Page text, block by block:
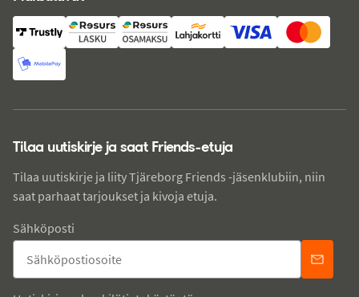
Tilaa uutiskirje ja saat Friends-etuja
Tilaa uutiskirje ja liity Tjäreborg Friends -jäsenklubiin, niin
saat parhaat tarjoukset ja kivoja etuja.
Sähköposti